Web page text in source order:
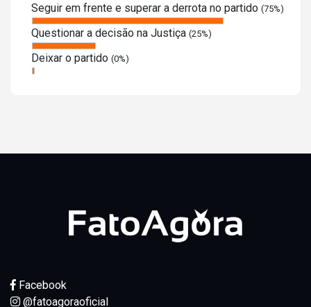
Seguir em frente e superar a derrota no partido (75%)
Questionar a decisão na Justiça (25%)
Deixar o partido (0%)
Facebook
@fatoagoraoficial